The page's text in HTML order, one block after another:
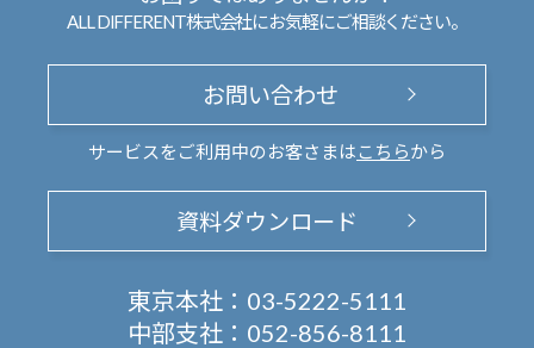
ALL DIFFERENT株式会社にお気軽にご相談ください。
お問い合わせ
サービスをご利用中のお客さまは こちらから
資料ダウンロード
東京本社： 03-5222-5111
中部支社： 052-856-8111